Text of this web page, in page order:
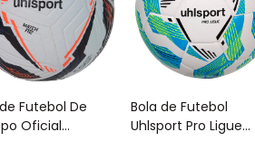
Futebol De
Oficial
Bola de Futebol
Uhlsport Pro Ligue